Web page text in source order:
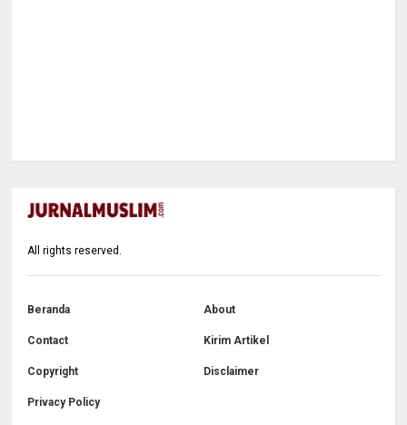
All rights reserved.
Beranda About
Contact Kirim Artikel
Copyright Disclaimer
Privacy Policy